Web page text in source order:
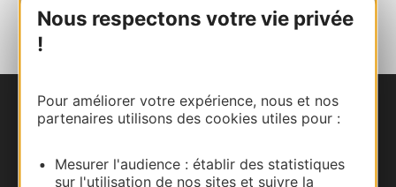
Nous respectons votre vie privée
!
Pour améliorer votre expérience, nous et nos
partenaires utilisons des cookies utiles pour :
Mesurer l'audience : établir des statistiques
sur l'utilisation de nos sites et suivre la
Nous contacter
Carte interactive